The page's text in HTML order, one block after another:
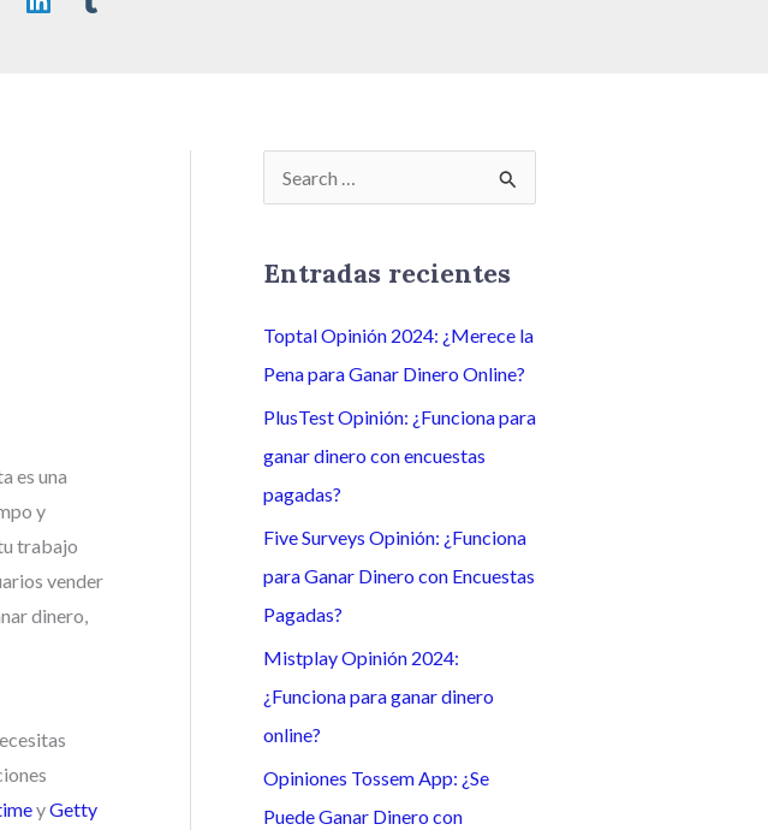
es una
y
trabajo
vender
dinero,
yGetty
s
a
r
p
o
r
:
Entradas recientes
Toptal Opinión 2024: ¿Merece la
Pena para Ganar Dinero Online?
PlusTest Opinión: ¿Funciona para
ganar dinero con encuestas
pagadas?
Five Surveys Opinión: ¿Funciona
para Ganar Dinero con Encuestas
Pagadas?
Mistplay Opinión 2024:
¿Funciona para ganar dinero
online?
Opiniones Tossem App: ¿Se
Puede Ganar Dinero con